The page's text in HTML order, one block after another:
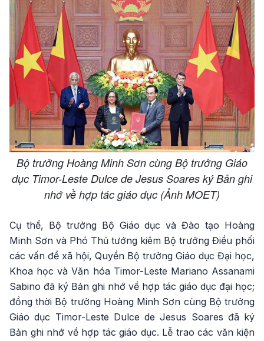
Bộ trưởng Hoàng Minh Sơn cùng Bộ trưởng Giáo
dục Timor-Leste Dulce de Jesus Soares ký Bản ghi
nhớ về hợp tác giáo dục (Ảnh MOET)
Cụ thể, Bộ trưởng Bộ Giáo dục và Đào tạo Hoàng
Minh Sơn và Phó Thủ tướng kiêm Bộ trưởng Điều phối
các vấn đề xã hội, Quyền Bộ trưởng Giáo dục Đại học,
Khoa học và Văn hóa Timor-Leste Mariano Assanami
Sabino đã ký Bản ghi nhớ về hợp tác giáo dục đại học;
đồng thời Bộ trưởng Hoàng Minh Sơn cùng Bộ trưởng
Giáo dục Timor-Leste Dulce de Jesus Soares đã ký
Bản ghi nhớ về hợp tác giáo dục. Lễ trao các văn kiện